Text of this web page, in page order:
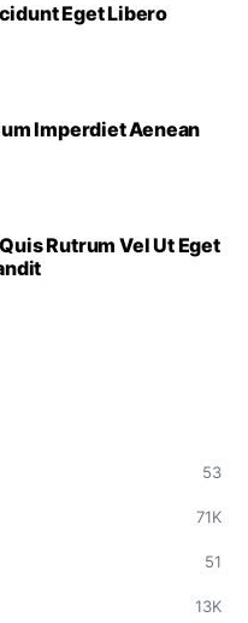
Eget Libero
Imperdiet Aenean
Rutrum Vel Ut Eget
53
71K
51
13K